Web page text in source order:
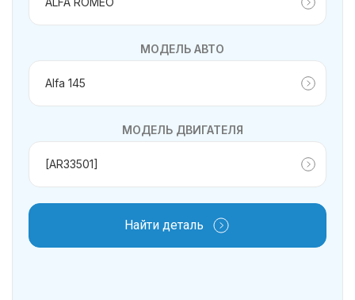
МОДЕЛЬ АВТО
МОДЕЛЬ ДВИГАТЕЛЯ
Найти деталь